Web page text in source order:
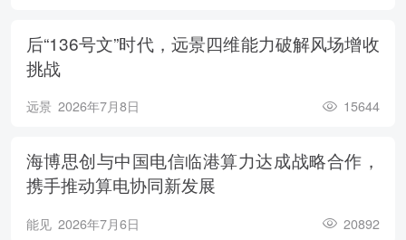
后“136号文”时代，远景四维能力破解风场增收
挑战
远景 2026年7月8日 15644
海博思创与中国电信临港算力达成战略合作，
携手推动算电协同新发展
能见 2026年7月6日 20892